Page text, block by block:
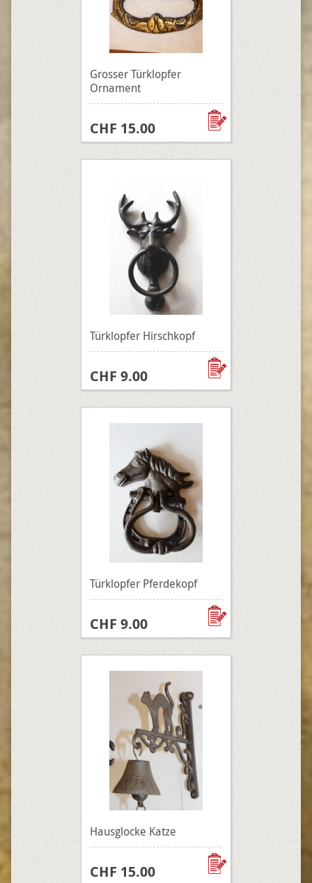
Grosser Türklopfer
Ornament
CHF 15.00
Türklopfer Hirschkopf
CHF 9.00
Türklopfer Pferdekopf
CHF 9.00
Hausglocke Katze
CHF 15.00